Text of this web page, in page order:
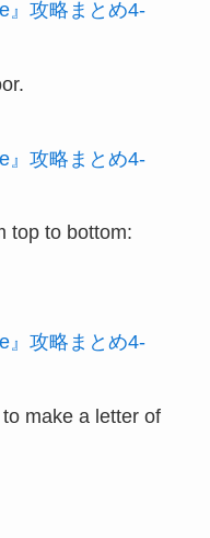
top to bottom:
make a letter of